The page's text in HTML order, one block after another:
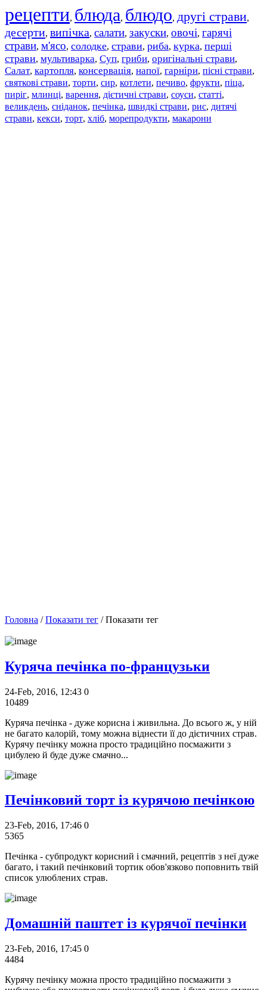
рецепти, блюда, блюдо, другі страви,
десерти, випічка, салати, закуски, овочі, гарячі
страви, м'ясо, солодке, страви, риба, курка, перші
страви, мультиварка, Суп, гриби, оригінальні страви,
Салат, картопля, консервація, напої, гарніри, пісні страви,
святкові страви, торти, сир, котлети, печиво, фрукти, піца,
пиріг, млинці, варення, дієтичні страви, соуси, статті,
великдень, сніданок, печінка, швидкі страви, рис, дитячі
страви, кекси, торт, хліб, морепродукти, макарони
Головна /Показати тег / Показати тег
Куряча печінка по-французьки
24-Feb, 2016, 12:43 0
10489
Куряча печінка - дуже корисна і живильна. До всього ж, у ній
не багато калорій, тому можна віднести її до дієтичних страв.
Курячу печінку можна просто традиційно посмажити з
цибулею й буде дуже смачно...
Печінковий торт із курячою печінкою
23-Feb, 2016, 17:46 0
5365
Печінка - субпродукт корисний і смачний, рецептів з неї дуже
багато, і такий печінковий тортик обов'язково поповнить твій
список улюблених страв.
Домашній паштет із курячої печінки
23-Feb, 2016, 17:45 0
4484
Курячу печінку можна просто традиційно посмажити з